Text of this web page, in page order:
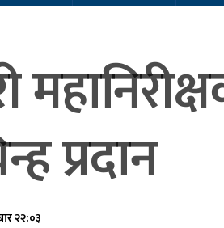
प्रदान
२२:०३